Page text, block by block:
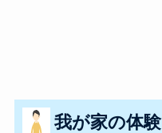
我が家の体験